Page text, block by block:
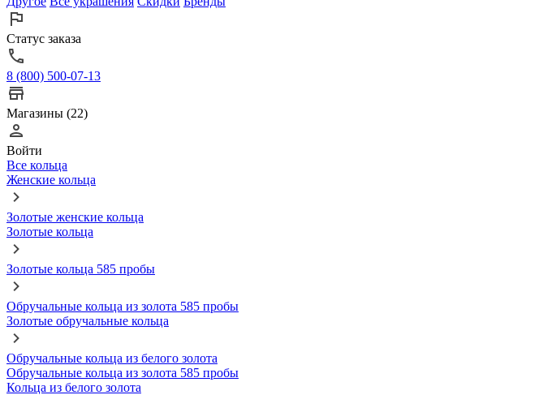
Статус заказа
8 (800) 500-07-13
Магазины (22)
Войти
Все кольца
Женские кольца
Золотые женские кольца
Золотые кольца
Золотые кольца 585 пробы
Обручальные кольца из золота 585 пробы
Золотые обручальные кольца
Обручальные кольца из белого золота
Обручальные кольца из золота 585 пробы
Кольца из белого золота